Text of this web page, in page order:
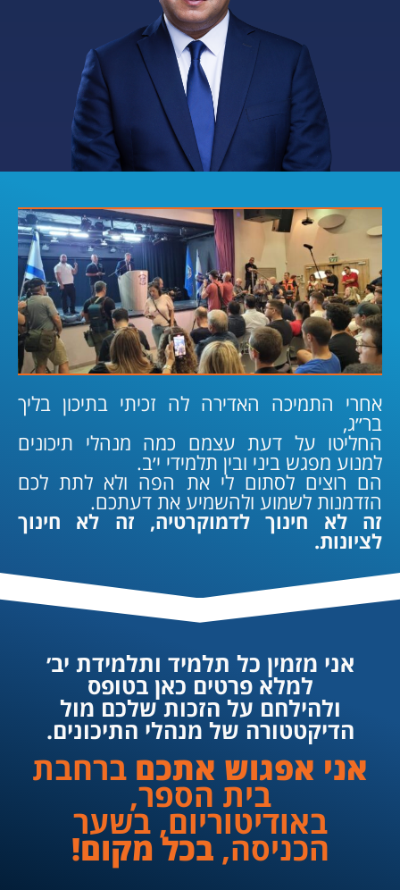
אחרי התמיכה האדירה לה זכיתי בתיכון בליך
בר״ג,
החליטו על דעת עצמם כמה מנהלי תיכונים
למנוע מפגש ביני ובין תלמידי י׳ב.
הם רוצים לסתום לי את הפה ולא לתת לכם
הזדמנות לשמוע ולהשמיע את דעתכם.
זה לא חינוך לדמוקרטיה, זה לא חינוך
לציונות.
אני מזמין כל תלמיד ותלמידת יב׳
למלא פרטים כאן בטופס
ולהילחם על הזכות שלכם מול
הדיקטטורה של מנהלי התיכונים.
אני אפגוש אתכם ברחבת
בית הספר,
באודיטוריום, בשער
הכניסה,בכל מקום!